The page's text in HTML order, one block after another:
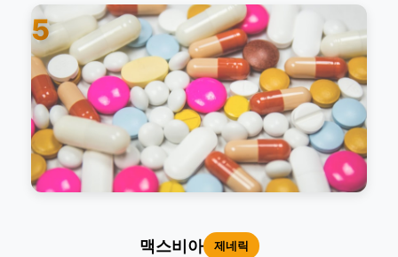
5
맥스비아 제네릭